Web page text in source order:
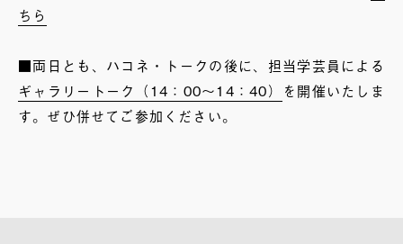
ちら
■両日とも、ハコネ・トークの後に、担当学芸員による
ギャラリートーク（14：00～14：40）
を開催いたしま
す。ぜひ併せてご参加ください。